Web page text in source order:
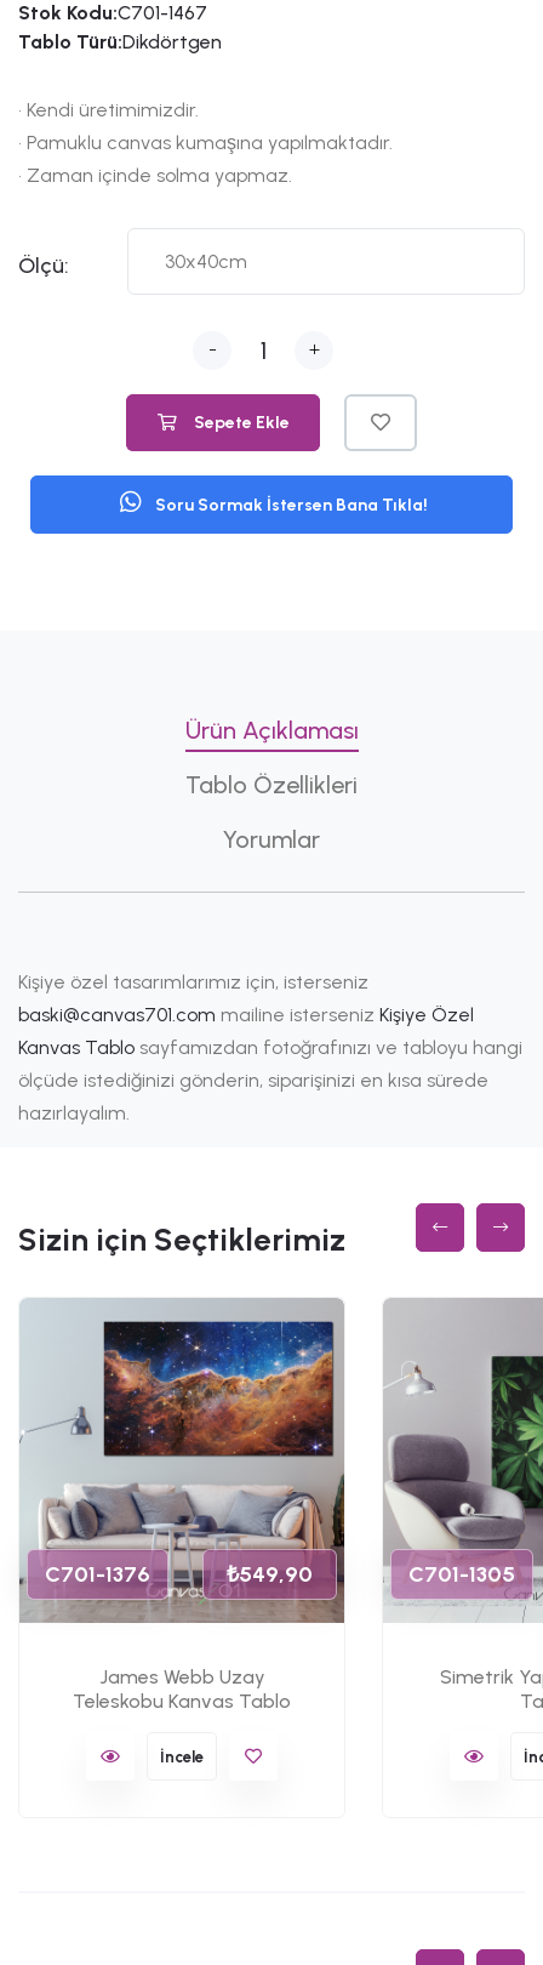
Stok Kodu:C701-1467
Tablo Türü:Dikdörtgen
• Kendi üretimimizdir.
• Pamuklu canvas kumaşına yapılmaktadır.
• Zaman içinde solma yapmaz.
Ölçü:
- +
Sepete Ekle
Soru Sormak İstersen Bana Tıkla!
Ürün Açıklaması
Tablo Özellikleri
Yorumlar
Kişiye özel tasarımlarımız için, isterseniz
baski@canvas701.com mailine isterseniz Kişiye Özel
Kanvas Tablo sayfamızdan fotoğrafınızı ve tabloyu hangi
ölçüde istediğinizi gönderin, siparişinizi en kısa sürede
hazırlayalım.
Sizin için Seçtiklerimiz
C701-1376 ₺549,90
James Webb Uzay
Teleskobu Kanvas Tablo
İncele
C701-1305
Simetrik